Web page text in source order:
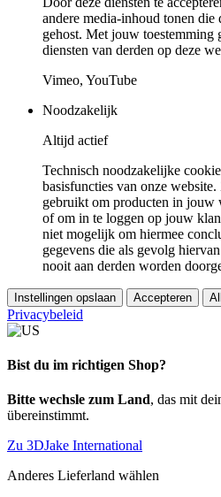
andere media-inhoud tonen
gehost. Met jouw toestemming
diensten van derden op deze
Vimeo, YouTube
Noodzakelijk
Altijd actief
Technisch noodzakelijke
basisfuncties van onze
gebruikt om producten in jouw
of om in te loggen op jouw
niet mogelijk om hiermee
gegevens die als gevolg
nooit aan derden worden
Instellingen opslaan Accepteren
Privacybeleid
Bist du im richtigen Shop?
Bitte wechsle zum Land, das mit
übereinstimmt.
Zu 3DJake International
Anderes Lieferland wählen